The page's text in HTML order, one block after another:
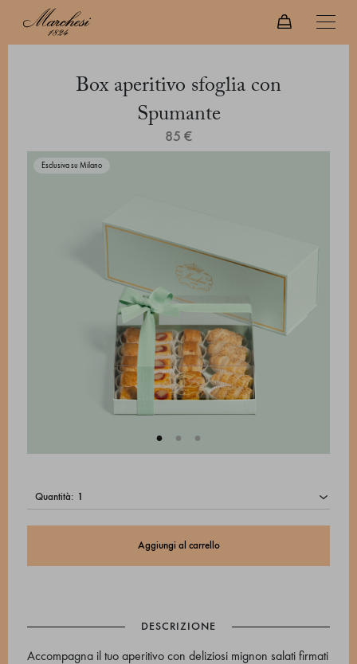
Box aperitivo sfoglia con
Spumante
85 €
Esclusiva su Milano
quantità:
Aggiungi al carrello
DESCRIZIONE
Accompagna il tuo aperitivo con deliziosi mignon salati firmati